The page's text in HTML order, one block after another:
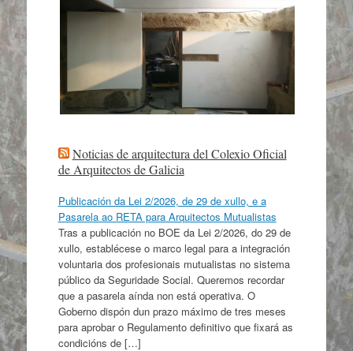
Noticias de arquitectura del Colexio Oficial
de Arquitectos de Galicia
Publicación da Lei 2/2026, de 29 de xullo, e a
Pasarela ao RETA para Arquitectos Mutualistas
Tras a publicación no BOE da Lei 2/2026, do 29 de
xullo, establécese o marco legal para a integración
voluntaria dos profesionais mutualistas no sistema
público da Seguridade Social. Queremos recordar
que a pasarela aínda non está operativa. O
Goberno dispón dun prazo máximo de tres meses
para aprobar o Regulamento definitivo que fixará as
condicións de […]